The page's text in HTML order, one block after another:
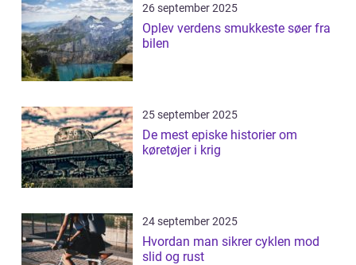
26 september 2025
Oplev verdens smukkeste søer fra
bilen
25 september 2025
De mest episke historier om
køretøjer i krig
24 september 2025
Hvordan man sikrer cyklen mod
slid og rust